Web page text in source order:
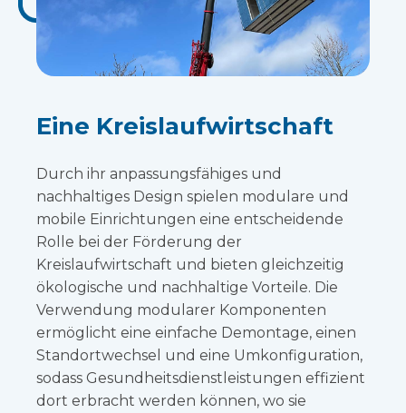
Eine Kreislaufwirtschaft
Durch ihr anpassungsfähiges und
nachhaltiges Design spielen modulare und
mobile Einrichtungen eine entscheidende
Rolle bei der Förderung der
Kreislaufwirtschaft und bieten gleichzeitig
ökologische und nachhaltige Vorteile. Die
Verwendung modularer Komponenten
ermöglicht eine einfache Demontage, einen
Standortwechsel und eine Umkonfiguration,
sodass Gesundheitsdienstleistungen effizient
dort erbracht werden können, wo sie